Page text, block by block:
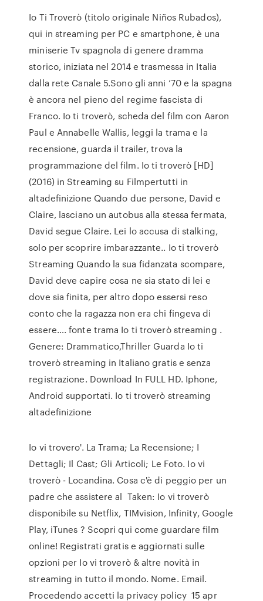
Io Ti Troverò (titolo originale Niños Rubados),
qui in streaming per PC e smartphone, è una
miniserie Tv spagnola di genere dramma
storico, iniziata nel 2014 e trasmessa in Italia
dalla rete Canale 5.Sono gli anni ’70 e la spagna
è ancora nel pieno del regime fascista di
Franco. Io ti troverò, scheda del film con Aaron
Paul e Annabelle Wallis, leggi la trama e la
recensione, guarda il trailer, trova la
programmazione del film. Io ti troverò [HD]
(2016) in Streaming su Filmpertutti in
altadefinizione Quando due persone, David e
Claire, lasciano un autobus alla stessa fermata,
David segue Claire. Lei lo accusa di stalking,
solo per scoprire imbarazzante.. Io ti troverò
Streaming Quando la sua fidanzata scompare,
David deve capire cosa ne sia stato di lei e
dove sia finita, per altro dopo essersi reso
conto che la ragazza non era chi fingeva di
essere…. fonte trama Io ti troverò streaming .
Genere: Drammatico,Thriller Guarda Io ti
troverò streaming in Italiano gratis e senza
registrazione. Download In FULL HD. Iphone,
Android supportati. Io ti troverò streaming
altadefinizione
Io vi trovero'. La Trama; La Recensione; I
Dettagli; Il Cast; Gli Articoli; Le Foto. Io vi
troverò - Locandina. Cosa c'è di peggio per un
padre che assistere al Taken: Io vi troverò
disponibile su Netflix, TIMvision, Infinity, Google
Play, iTunes ? Scopri qui come guardare film
online! Registrati gratis e aggiornati sulle
opzioni per Io vi troverò & altre novità in
streaming in tutto il mondo. Nome. Email.
Procedendo accetti la privacy policy 15 apr